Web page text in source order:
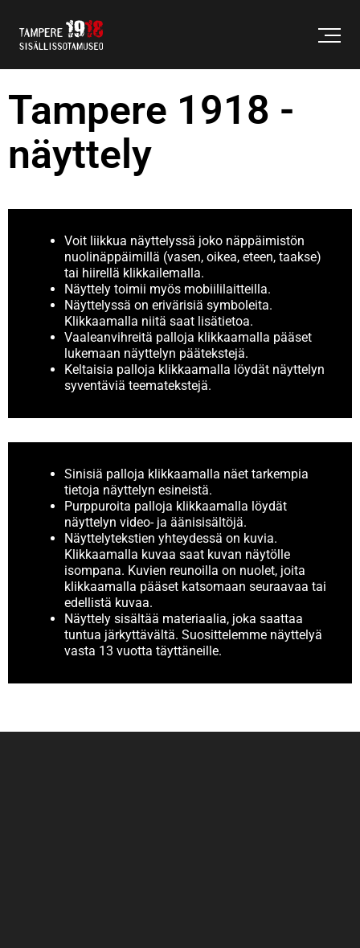
Tampere 1918 -
näyttely
Voit liikkua näyttelyssä joko näppäimistön
nuolinäppäimillä (vasen, oikea, eteen, taakse)
tai hiirellä klikkailemalla.
Näyttely toimii myös mobiililaitteilla.
Näyttelyssä on erivärisiä symboleita.
Klikkaamalla niitä saat lisätietoa.
Vaaleanvihreitä palloja klikkaamalla pääset
lukemaan näyttelyn päätekstejä.
Keltaisia palloja klikkaamalla löydät näyttelyn
syventäviä teematekstejä.
Sinisiä palloja klikkaamalla näet tarkempia
tietoja näyttelyn esineistä.
Purppuroita palloja klikkaamalla löydät
näyttelyn video- ja äänisisältöjä.
Näyttelytekstien yhteydessä on kuvia.
Klikkaamalla kuvaa saat kuvan näytölle
isompana. Kuvien reunoilla on nuolet, joita
klikkaamalla pääset katsomaan seuraavaa tai
edellistä kuvaa.
Näyttely sisältää materiaalia, joka saattaa
tuntua järkyttävältä. Suosittelemme näyttelyä
vasta 13 vuotta täyttäneille.